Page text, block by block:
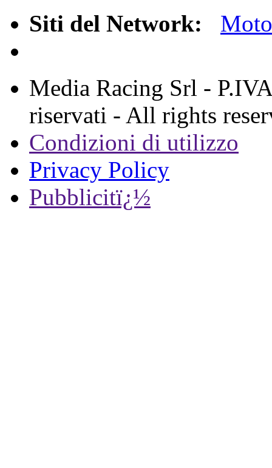
Siti del Network:
Media Racing Srl -
riservati - All rights
Condizioni di utilizzo
Privacy Policy
Pubblicitï¿½